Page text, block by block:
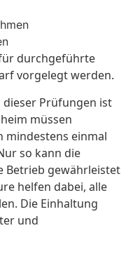
durchgeführte
vorgelegt werden.
Prüfungen ist
müssen
mindestens einmal
so kann die
Betrieb gewährleistet
helfen dabei, alle
Die Einhaltung
und